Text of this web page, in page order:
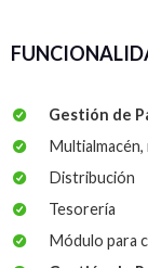
Gestión de
Distribución
Tesorería
Módulo para